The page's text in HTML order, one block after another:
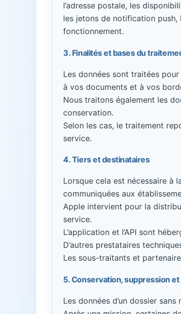
l’adresse postale, les
les jetons de notification push,
fonctionnement.
3. Finalités et bases du
Les données sont traitées
à vos documents et à vos
Nous traitons également les
conservation.
Selon les cas, le traitement
service.
4. Tiers et destinataires
Lorsque cela est nécessaire à
communiquées aux
Apple intervient pour la
service.
L’application et l’API sont
D’autres prestataires
Les sous-traitants et
5. Conservation, suppression
Les données d’un dossier